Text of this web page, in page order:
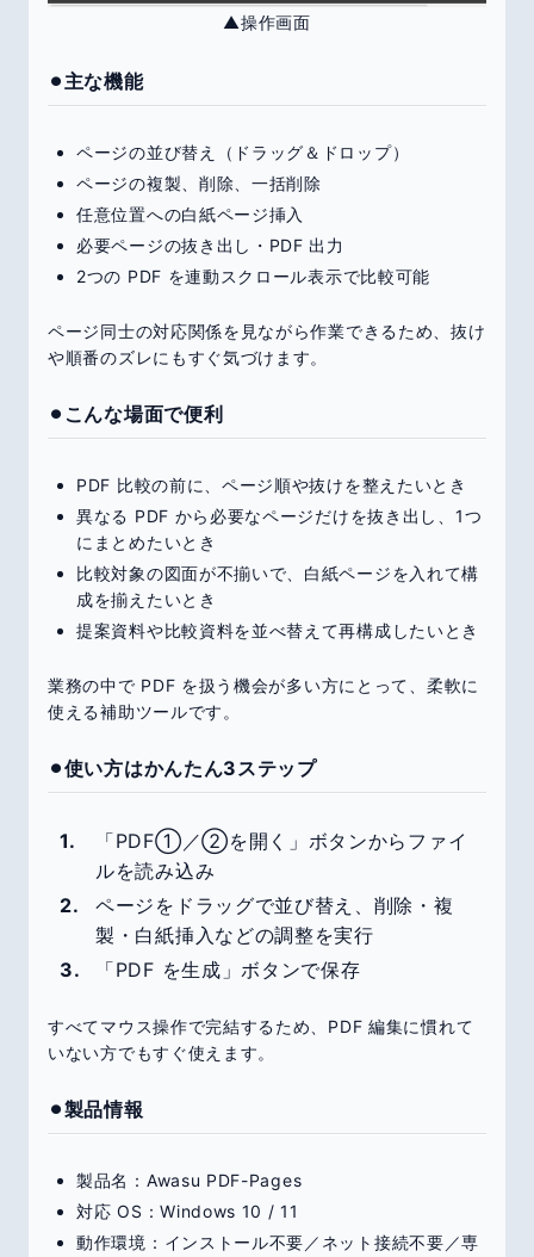
▲操作画面
⚫︎主な機能
ページの並び替え（ドラッグ＆ドロップ）
ページの複製、削除、一括削除
任意位置への白紙ページ挿入
必要ページの抜き出し・PDF 出力
2つの PDF を連動スクロール表示で比較可能
ページ同士の対応関係を見ながら作業できるため、抜け
や順番のズレにもすぐ気づけます。
⚫︎こんな場面で便利
PDF 比較の前に、ページ順や抜けを整えたいとき
異なる PDF から必要なページだけを抜き出し、1つ
にまとめたいとき
比較対象の図面が不揃いで、白紙ページを入れて構
成を揃えたいとき
提案資料や比較資料を並べ替えて再構成したいとき
業務の中で PDF を扱う機会が多い方にとって、柔軟に
使える補助ツールです。
⚫︎使い方はかんたん3ステップ
「PDF①／②を開く」ボタンからファイ
ルを読み込み
ページをドラッグで並び替え、削除・複
製・白紙挿入などの調整を実行
「PDF を生成」ボタンで保存
すべてマウス操作で完結するため、PDF 編集に慣れて
いない方でもすぐ使えます。
⚫︎製品情報
製品名：Awasu PDF-Pages
対応 OS：Windows 10 / 11
動作環境：インストール不要／ネット接続不要／専